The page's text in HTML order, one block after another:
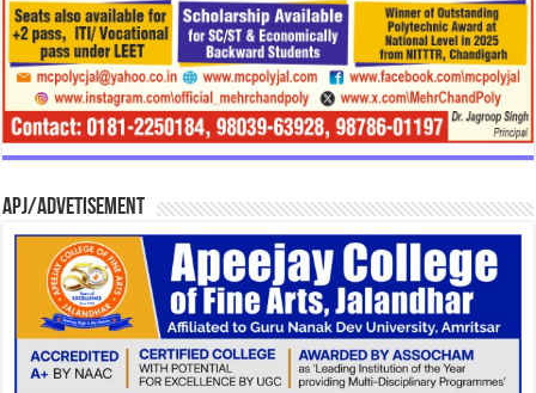
APJ/Advetisement